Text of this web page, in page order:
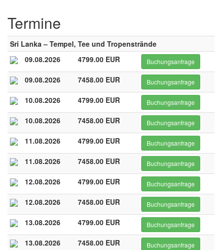
Termine
Sri Lanka – Tempel, Tee und Tropenstrände
09.08.2026
4799.00 EUR Buchungsanfrage
09.08.2026 7458.00 EUR Buchungsanfrage
10.08.2026 4799.00 EUR Buchungsanfrage
10.08.2026 7458.00 EUR Buchungsanfrage
11.08.2026 4799.00 EUR Buchungsanfrage
11.08.2026 7458.00 EUR Buchungsanfrage
12.08.2026 4799.00 EUR Buchungsanfrage
12.08.2026 7458.00 EUR Buchungsanfrage
13.08.2026 4799.00 EUR Buchungsanfrage
13.08.2026 7458.00 EUR Buchungsanfrage